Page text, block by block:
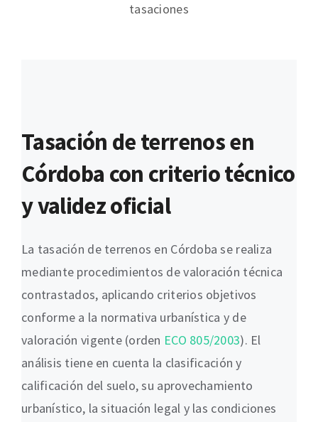
tasaciones
Tasación de terrenos en
Córdoba con criterio técnico
y validez oficial
La tasación de terrenos en Córdoba se realiza
mediante procedimientos de valoración técnica
contrastados, aplicando criterios objetivos
conforme a la normativa urbanística y de
valoración vigente (orden ECO 805/2003). El
análisis tiene en cuenta la clasificación y
calificación del suelo, su aprovechamiento
urbanístico, la situación legal y las condiciones